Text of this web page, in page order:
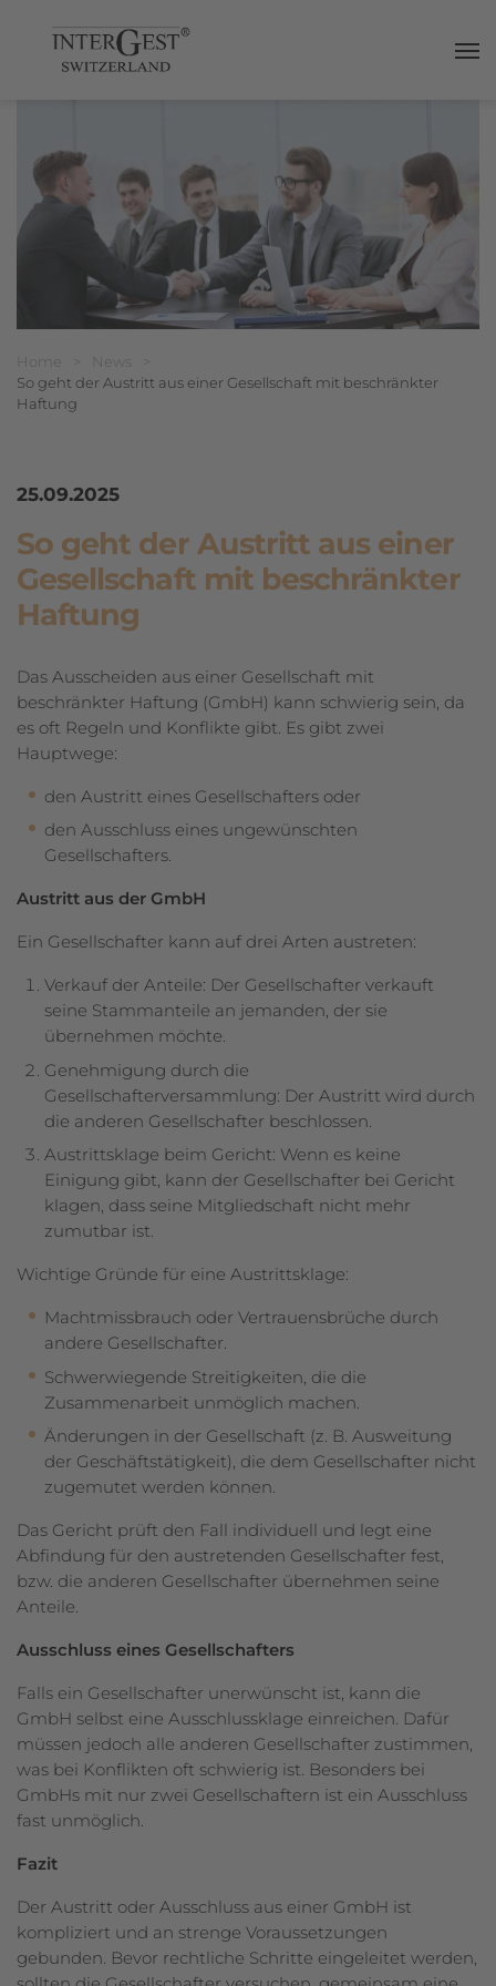
Breadcrumbnavigation
Sie befinden sich hier:
Home News
So geht der Austritt aus einer Gesellschaft mit beschränkter
Haftung
25.09.2025
So geht der Austritt aus einer
Gesellschaft mit beschränkter
Haftung
Das Ausscheiden aus einer Gesellschaft mit
beschränkter Haftung (GmbH) kann schwierig sein, da
es oft Regeln und Konflikte gibt. Es gibt zwei
Hauptwege:
den Austritt eines Gesellschafters oder
den Ausschluss eines ungewünschten
Gesellschafters.
Austritt aus der GmbH
Ein Gesellschafter kann auf drei Arten austreten:
Verkauf der Anteile: Der Gesellschafter verkauft
seine Stammanteile an jemanden, der sie
übernehmen möchte.
Genehmigung durch die
Gesellschafterversammlung: Der Austritt wird durch
die anderen Gesellschafter beschlossen.
Austrittsklage beim Gericht: Wenn es keine
Einigung gibt, kann der Gesellschafter bei Gericht
klagen, dass seine Mitgliedschaft nicht mehr
zumutbar ist.
Wichtige Gründe für eine Austrittsklage:
Machtmissbrauch oder Vertrauensbrüche durch
andere Gesellschafter.
Schwerwiegende Streitigkeiten, die die
Zusammenarbeit unmöglich machen.
Änderungen in der Gesellschaft (z. B. Ausweitung
der Geschäftstätigkeit), die dem Gesellschafter nicht
zugemutet werden können.
Das Gericht prüft den Fall individuell und legt eine
Abfindung für den austretenden Gesellschafter fest,
bzw. die anderen Gesellschafter übernehmen seine
Anteile.
Ausschluss eines Gesellschafters
Falls ein Gesellschafter unerwünscht ist, kann die
GmbH selbst eine Ausschlussklage einreichen. Dafür
müssen jedoch alle anderen Gesellschafter zustimmen,
was bei Konflikten oft schwierig ist. Besonders bei
GmbHs mit nur zwei Gesellschaftern ist ein Ausschluss
fast unmöglich.
Fazit
Der Austritt oder Ausschluss aus einer GmbH ist
kompliziert und an strenge Voraussetzungen
gebunden. Bevor rechtliche Schritte eingeleitet werden,